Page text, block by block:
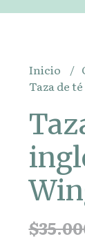
Inicio
Taza de